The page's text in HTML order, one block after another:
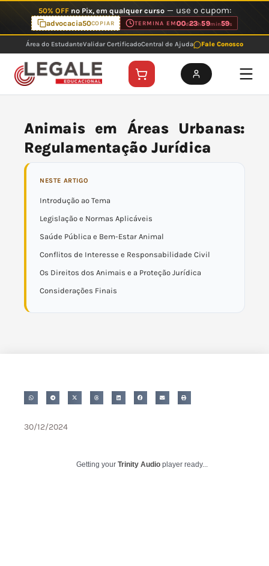
o
conteúdo
50% OFFno Pix, em qualquer curso— use o cupom:
advocacia50COPIAR TERMINA EM00d23h59min59s
Área do EstudanteValidar CertificadoCentral de Ajuda Fale Conosco
Animais em Áreas Urbanas:
Regulamentação Jurídica
NESTE ARTIGO
Introdução ao Tema
Legislação e Normas Aplicáveis
Saúde Pública e Bem-Estar Animal
Conflitos de Interesse e Responsabilidade Civil
Os Direitos dos Animais e a Proteção Jurídica
Considerações Finais
30/12/2024
Getting your Trinity Audio player ready...